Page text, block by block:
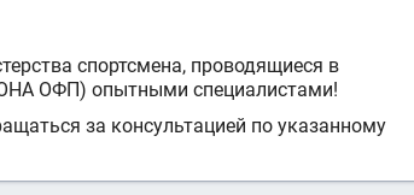
спортсмена, проводящиеся в
ОФП) опытными специалистами!
за консультацией по указанному